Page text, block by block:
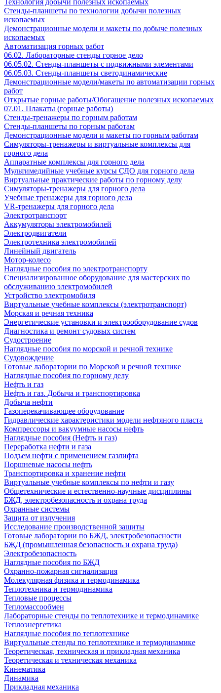
Технология добычи полезных ископаемых
Стенды-планшеты по технологии добычи полезных
ископаемых
Демонстрационные модели и макеты по добыче полезных
ископаемых
Автоматизация горных работ
06.02. Лабораторные стенды горное дело
06.05.02. Стенды-планшеты с подвижными элементами
06.05.03. Стенды-планшеты светодинамические
Демонстрационные модели/макеты по автоматизации горных
работ
Открытые горные работы/Обогащение полезных ископаемых
07.01. Плакаты (горные работы)
Стенды-тренажеры по горным работам
Стенды-планшеты по горным работам
Демонстрационные модели и макеты по горным работам
Симуляторы-тренажеры и виртуальные комплексы для
горного дела
Аппаратные комплексы для горного дела
Мультимедийные учебные курсы СДО для горного дела
Виртуальные практические работы по горному делу
Симуляторы-тренажеры для горного дела
Учебные тренажеры для горного дела
VR-тренажеры для горного дела
Электротранспорт
Аккумуляторы электромобилей
Электродвигатели
Электротехника электромобилей
Линейный двигатель
Мотор-колесо
Наглядные пособия по электротранспорту
Специализированное оборудование для мастерских по
обслуживанию электромобилей
Устройство электромобиля
Виртуальные учебные комплексы (электротранспорт)
Морская и речная техника
Энергетические установки и электрооборудование судов
Диагностика и ремонт судовых систем
Судостроение
Наглядные пособия по морской и речной технике
Судовождение
Готовые лаборатории по Морской и речной технике
Наглядные пособия по горному делу
Нефть и газ
Нефть и газ. Добыча и транспортировка
Добыча нефти
Газоперекачивающее оборудование
Гидравлические характеристики модели нефтяного пласта
Компрессоры и вакуумные насосы нефть
Наглядные пособия (Нефть и газ)
Переработка нефти и газа
Подъем нефти с применением газлифта
Поршневые насосы нефть
Транспортировка и хранение нефти
Виртуальные учебные комплексы по нефти и газу
Общетехнические и естественно-научные дисциплины
БЖД, электробезопасность и охрана труда
Охранные системы
Защита от излучения
Исследование производственной защиты
Готовые лаборатории по БЖД, электробезопасности
БЖД (промышленная безопасность и охрана труда)
Электробезопасность
Наглядные пособия по БЖД
Охранно-пожарная сигнализация
Молекулярная физика и термодинамика
Теплотехника и термодинамика
Тепловые процессы
Тепломассообмен
Лабораторные стенды по теплотехнике и термодинамике
Теплоэнергетика
Наглядные пособия по теплотехнике
Виртуальные стенды по теплотехнике и термодинамике
Теоретическая, техническая и прикладная механика
Теоретическая и техническая механика
Кинематика
Динамика
Прикладная механика